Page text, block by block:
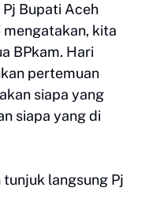
Bupati Aceh
kita
BPkam. Hari
pertemuan
siapa yang
siapa yang di
langsung Pj